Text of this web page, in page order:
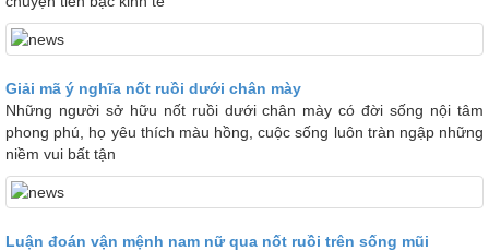
Giải mã ý nghĩa nốt ruồi dưới chân mày
Những người sở hữu nốt ruồi dưới chân mày có đời sống nội tâm
phong phú, họ yêu thích màu hồng, cuộc sống luôn tràn ngập những
niềm vui bất tận
Luận đoán vận mệnh nam nữ qua nốt ruồi trên sống mũi